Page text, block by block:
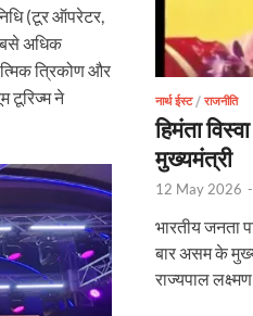
का अनूठा संगम
(टूर ऑपरेटर,
अधिक
त्रिकोण और
टूरिज्म ने
नार्थ ईस्ट/राजनीति
हिमंता
मुख्यमंत्री
12 May 2026 -
भारतीय जनता
बार असम के
राज्यपाल लक्ष्मण